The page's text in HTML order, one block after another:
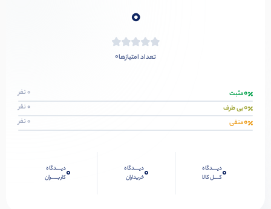
0
تعداد امتیازها0
0مثبت 0 نفر
0بی طرف 0 نفر
0منفی 0 نفر
0دیــــدگاه
کــــل کالا
0دیــــدگاه
خریداران
0دیــــدگاه
کاربـــــران